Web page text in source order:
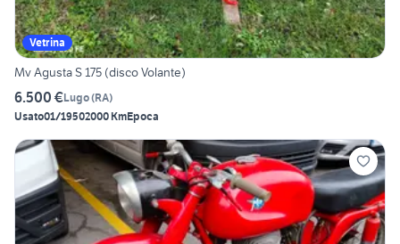
Vetrina
Mv Agusta S 175 (disco Volante)
6.500 €Lugo(RA)
Usato01/19502000 KmEpoca